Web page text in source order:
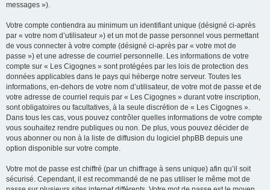
messages »).
Votre compte contiendra au minimum un identifiant unique (désigné ci-après
par « votre nom d’utilisateur ») et un mot de passe personnel vous permettant
de vous connecter à votre compte (désigné ci-après par « votre mot de
passe ») et une adresse de courriel personnelle. Les informations de votre
compte sur « Les Cigognes » sont protégées par les lois de protection des
données applicables dans le pays qui héberge notre serveur. Toutes les
informations, en-dehors de votre nom d’utilisateur, de votre mot de passe et de
votre adresse de courriel requis par « Les Cigognes » durant votre inscription,
sont obligatoires ou facultatives, à la seule discrétion de « Les Cigognes ».
Dans tous les cas, vous pouvez contrôler quelles informations de votre compte
vous souhaitez rendre publiques ou non. De plus, vous pouvez décider de
vous abonner ou non à la liste de diffusion du logiciel phpBB depuis une
option disponible sur votre compte.
Votre mot de passe est chiffré (par un chiffrage à sens unique) afin qu’il soit
sécurisé. Cependant, il est recommandé de ne pas utiliser le même mot de